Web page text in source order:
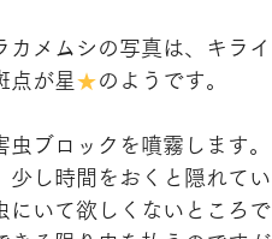
カメムシの写真は、キラ
点が星★のようです。
虫ブロックを噴霧します。
少し時間をおくと隠れて
にいて欲しくないところで